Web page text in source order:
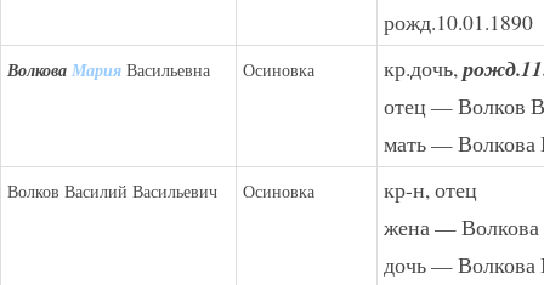
рожд.10.01.1890
Волкова Мария Васильевна Осиновка кр.дочь,
отец — Волков
мать — Волкова
Волков Василий Васильевич Осиновка
кр-н, отец
жена — Волкова
дочь — Волкова